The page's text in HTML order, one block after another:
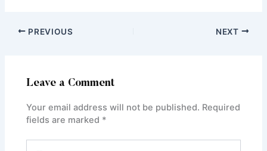
PREVIOUS NEXT
Leave a Comment
Your email address will not be published. Required
fields are marked *